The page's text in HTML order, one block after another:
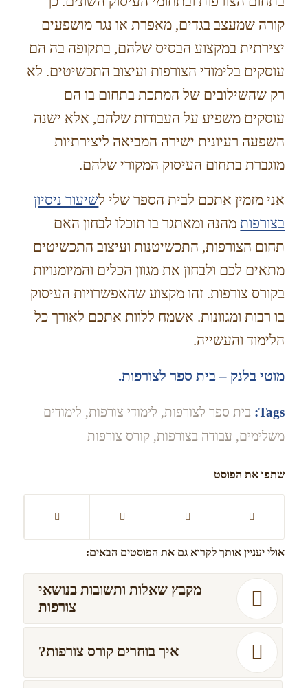
קורה שמעצב בגדים, מאפרת או נגר מושפעים
יצירתית במקצוע הבסיס שלהם, בתקופה בה הם
עוסקים בלימודי הצורפות ועיצוב התכשיטים. לא
רק שהשילובים של המתכת בתחום בו הם
עוסקים משפיע על העבודות שלהם, אלא ישנה
השפעה רעיונית ישירה המביאה ליצירתיות
מוגברת בתחום העיסוק המקורי שלהם.
אני מזמין אתכם לבית הספר שלי לשיעור ניסיון
בצורפותמהנה ומאתגר בו תוכלו לבחון האם
תחום הצורפות, התכשיטנות ועיצוב התכשיטים
מתאים לכם ולבחון את מגוון הכלים והמיומנויות
בקורס צורפות. זהו מקצוע שהאפשרויות העיסוק
בו רבות ומגוונות. אשמח ללוות אתכם לאורך כל
הלימוד והעשייה.
מוטי בלנק – בית ספר לצורפות.
Tags: בית ספר לצורפות, לימודי צורפות, לימודים
משלימים, עבודה בצורפות, קורס צורפות
שתפו את הפוסט
אולי יעניין אותך לקרוא גם את הפוסטים הבאים:
מקבץ שאלות ותשובות בנושאי
צורפות
איך בוחרים קורס צורפות?